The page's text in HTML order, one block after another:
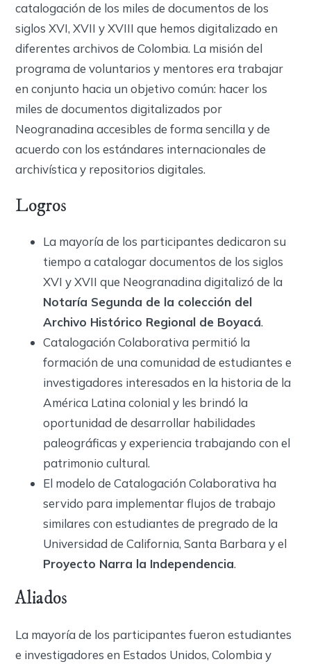
catalogación de los miles de documentos de los
siglos XVI, XVII y XVIII que hemos digitalizado en
diferentes archivos de Colombia. La misión del
programa de voluntarios y mentores era trabajar
en conjunto hacia un objetivo común: hacer los
miles de documentos digitalizados por
Neogranadina accesibles de forma sencilla y de
acuerdo con los estándares internacionales de
archivística y repositorios digitales.
Logros
La mayoría de los participantes dedicaron su
tiempo a catalogar documentos de los siglos
XVI y XVII que Neogranadina digitalizó de la
Notaría Segunda de la colección del
Archivo Histórico Regional de Boyacá.
Catalogación Colaborativa permitió la
formación de una comunidad de estudiantes e
investigadores interesados en la historia de la
América Latina colonial y les brindó la
oportunidad de desarrollar habilidades
paleográficas y experiencia trabajando con el
patrimonio cultural.
El modelo de Catalogación Colaborativa ha
servido para implementar flujos de trabajo
similares con estudiantes de pregrado de la
Universidad de California, Santa Barbara y el
Proyecto Narra la Independencia.
Aliados
La mayoría de los participantes fueron estudiantes
e investigadores en Estados Unidos, Colombia y